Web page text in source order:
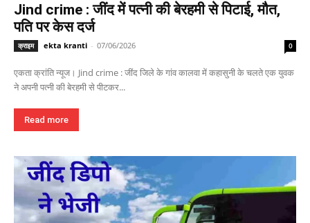
Jind crime : जींद में पत्नी की बेरहमी से पिटाई, मौत,
पति पर केस दर्ज
क्राइम ekta kranti - 07/06/2026 0
एकता क्रांति न्यूज। Jind crime : जींद जिले के गांव कालवा में कहासुनी के चलते एक युवक
ने अपनी पत्नी की बेरहमी से पीटकर...
Read more